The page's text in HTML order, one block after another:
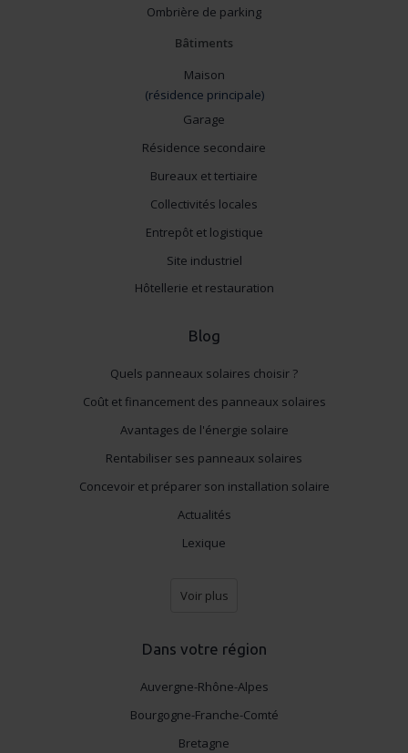
Ombrière de parking
Bâtiments
Maison
(résidence principale)
Garage
Résidence secondaire
Bureaux et tertiaire
Collectivités locales
Entrepôt et logistique
Site industriel
Hôtellerie et restauration
Blog
Quels panneaux solaires choisir ?
Coût et financement des panneaux solaires
Avantages de l'énergie solaire
Rentabiliser ses panneaux solaires
Concevoir et préparer son installation solaire
Actualités
Lexique
Voir plus
Dans votre région
Auvergne-Rhône-Alpes
Bourgogne-Franche-Comté
Bretagne